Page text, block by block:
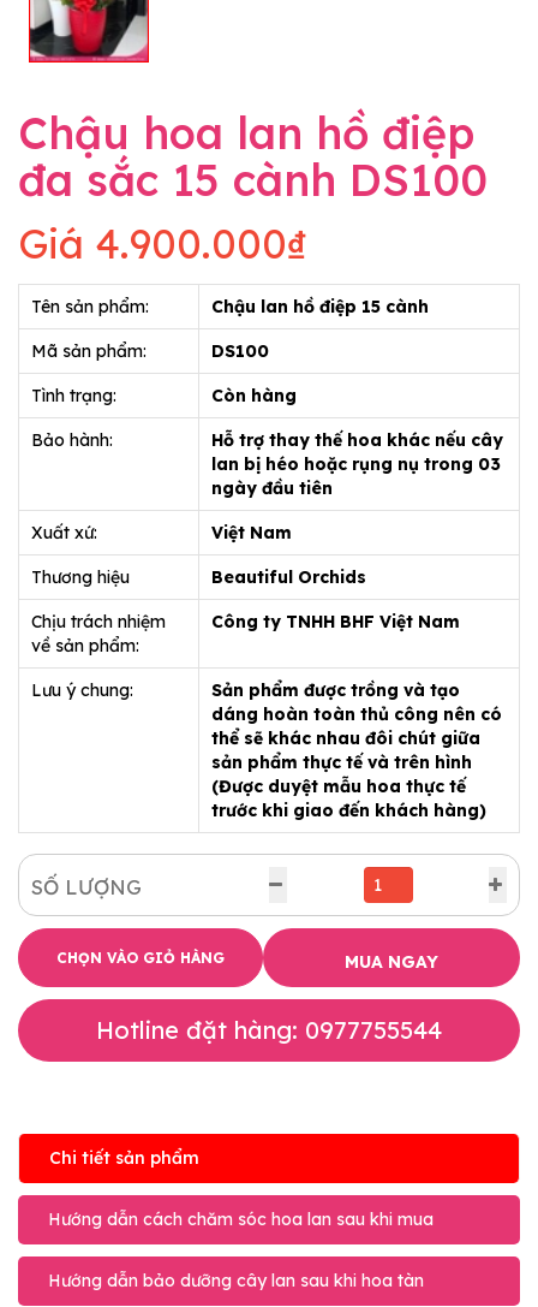
Chậu hoa lan hồ điệp
đa sắc 15 cành DS100
Giá 4.900.000₫
Tên sản phẩm: Chậu lan hồ điệp 15 cành
Mã sản phẩm: DS100
Tình trạng: Còn hàng
Bảo hành:
Hỗ trợ thay thế hoa khác nếu cây
lan bị héo hoặc rụng nụ trong 03
ngày đầu tiên
Xuất xứ: Việt Nam
Thương hiệu Beautiful Orchids
Chịu trách nhiệm
về sản phẩm:
Công ty TNHH BHF Việt Nam
Lưu ý chung:
Sản phẩm được trồng và tạo
dáng hoàn toàn thủ công nên có
thể sẽ khác nhau đôi chút giữa
sản phẩm thực tế và trên hình
(Được duyệt mẫu hoa thực tế
trước khi giao đến khách hàng)
SỐ LƯỢNG
CHỌN VÀO GIỎ HÀNG MUA NGAY
Hotline đặt hàng: 0977755544
Chi tiết sản phẩm
Hướng dẫn cách chăm sóc hoa lan sau khi mua
Hướng dẫn bảo dưỡng cây lan sau khi hoa tàn